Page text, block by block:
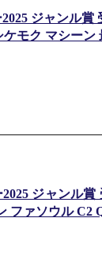
ジャンル
モク マシーン
ジャンル
ファソウル C2